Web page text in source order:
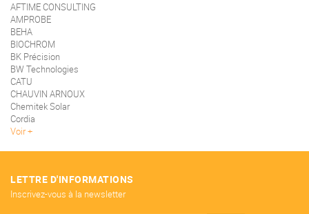
AFTIME CONSULTING
AMPROBE
BEHA
BIOCHROM
BK Précision
BW Technologies
CATU
CHAUVIN ARNOUX
Chemitek Solar
Cordia
Voir
LETTRE D'INFORMATIONS
Inscrivez-vous à la newsletter